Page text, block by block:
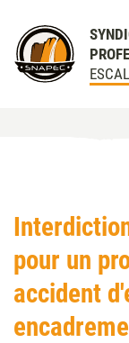
pour un
accident